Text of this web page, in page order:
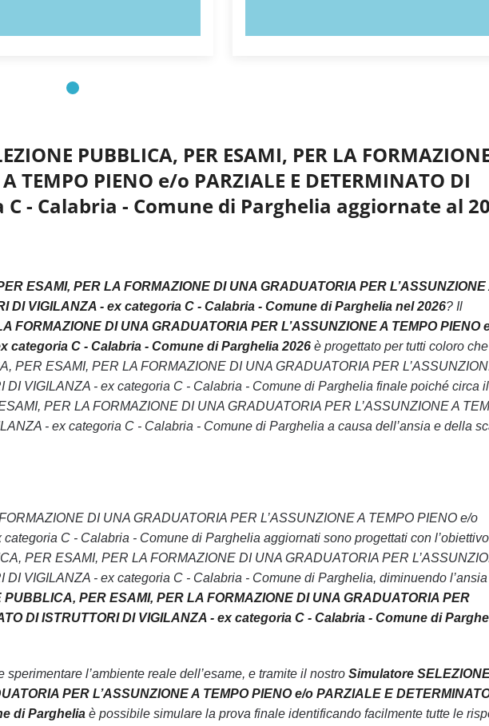
PUBBLICA, PER ESAMI, PER LA
TEMPO PIENO e/o PARZIALE E DETERMINATO DI
C - Calabria - Comune di Parghelia aggiornate al
ESAMI, PER LA FORMAZIONE DI UNA GRADUATORIA PER L’ASSUNZIONE
DI VIGILANZA - ex categoria C - Calabria - Comune di Parghelia nel 2026? Il
DI UNA GRADUATORIA PER L’ASSUNZIONE A TEMPO PIENO
categoria C - Calabria - Comune di Parghelia 2026è progettato per tutti coloro che
PER ESAMI, PER LA FORMAZIONE DI UNA GRADUATORIA PER
VIGILANZA - ex categoria C - Calabria - Comune di Parghelia finale poiché circa
PER LA FORMAZIONE DI UNA GRADUATORIA PER L’ASSUNZIONE A
- ex categoria C - Calabria - Comune di Parghelia a causa dell’ansia e della
DI UNA GRADUATORIA PER L’ASSUNZIONE A TEMPO PIENO e/o
C - Calabria - Comune di Parghelia aggiornati sono progettati con
PER ESAMI, PER LA FORMAZIONE DI UNA GRADUATORIA PER
VIGILANZA - ex categoria C - Calabria - Comune di Parghelia, diminuendo
PER ESAMI, PER LA FORMAZIONE DI UNA GRADUATORIA PER
DI ISTRUTTORI DI VIGILANZA - ex categoria C - Calabria - Comune di
l’ambiente reale dell’esame, e tramite il nostro Simulatore
PER L’ASSUNZIONE A TEMPO PIENO e/o PARZIALE E
di Pargheliaè possibile simulare la prova finale identificando facilmente tutte le